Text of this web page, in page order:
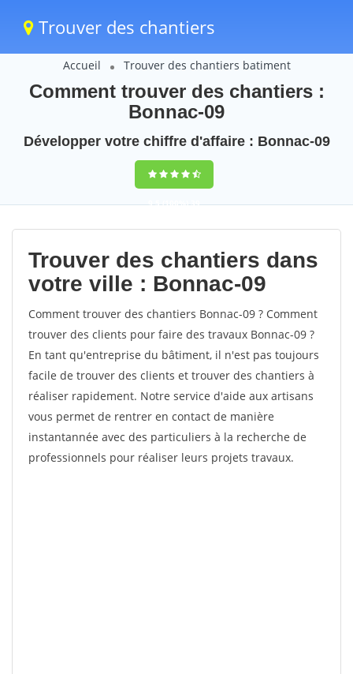
Trouver des chantiers
Accueil Trouver des chantiers batiment
Comment trouver des chantiers :
Bonnac-09
Développer votre chiffre d'affaire : Bonnac-09
9,5(100%)39
votes
Trouver des chantiers dans
votre ville : Bonnac-09
Comment trouver des chantiers Bonnac-09 ? Comment
trouver des clients pour faire des travaux Bonnac-09 ?
En tant qu'entreprise du bâtiment, il n'est pas toujours
facile de trouver des clients et trouver des chantiers à
réaliser rapidement. Notre service d'aide aux artisans
vous permet de rentrer en contact de manière
instantannée avec des particuliers à la recherche de
professionnels pour réaliser leurs projets travaux.